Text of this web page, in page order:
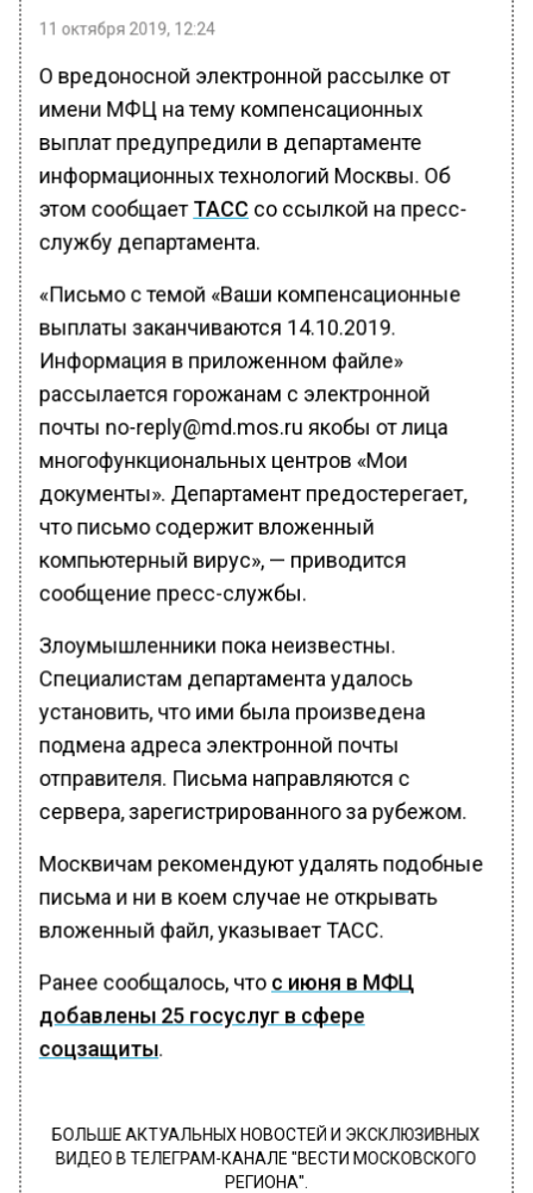
11 октября 2019, 12:24
О вредоносной электронной рассылке от
имени МФЦ на тему компенсационных
выплат предупредили в департаменте
информационных технологий Москвы. Об
этом сообщаетТАСС со ссылкой на пресс-
службу департамента.
«Письмо с темой «Ваши компенсационные
выплаты заканчиваются 14.10.2019.
Информация в приложенном файле»
рассылается горожанам с электронной
почты no-reply@md.mos.ru якобы от лица
многофункциональных центров «Мои
документы». Департамент предостерегает,
что письмо содержит вложенный
компьютерный вирус», — приводится
сообщение пресс-службы.
Злоумышленники пока неизвестны.
Специалистам департамента удалось
установить, что ими была произведена
подмена адреса электронной почты
отправителя. Письма направляются с
сервера, зарегистрированного за рубежом.
Москвичам рекомендуют удалять подобные
письма и ни в коем случае не открывать
вложенный файл, указывает ТАСС.
Ранее сообщалось, что с июня в МФЦ
добавлены 25 госуслуг в сфере
соцзащиты.
БОЛЬШЕ АКТУАЛЬНЫХ НОВОСТЕЙ И ЭКСКЛЮЗИВНЫХ
ВИДЕО В ТЕЛЕГРАМ-КАНАЛЕ "ВЕСТИ МОСКОВСКОГО
РЕГИОНА".